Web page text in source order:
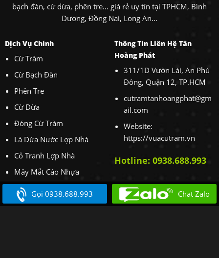
bạch đàn, cừ dừa, phên tre… giá rẻ uy tín tại TPHCM, Bình
Dương, Đồng Nai, Long An...
Dịch Vụ Chính
Cừ Tràm
Cừ Bạch Đàn
Phên Tre
Cừ Dừa
Đóng Cừ Tràm
Lá Dừa Nước Lợp Nhà
Cỏ Tranh Lợp Nhà
Mây Mắt Cáo Nhựa
Cho Thuê Máy Xúc
Thông Tin Liên Hệ Tân
Hoàng Phát
311/1D Vườn Lài, An Phú
Đông, Quận 12, TP.HCM
cutramtanhoangphat@gm
ail.com
Website:
https://vuacutram.vn
Hotline: 0938.688.993
Chat Zalo
Gọi 0938.688.993